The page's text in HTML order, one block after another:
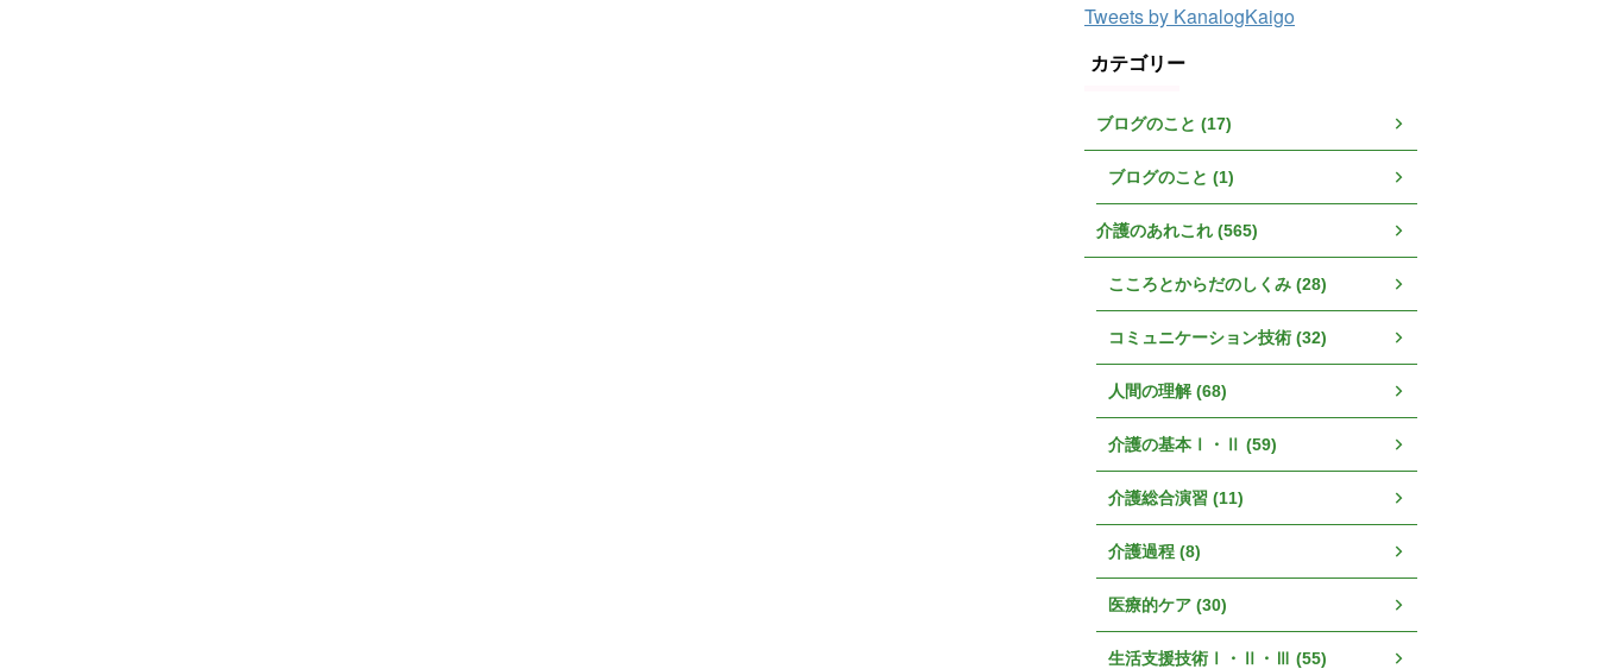
Tweets by KanalogKaigo
カテゴリー
ブログのこと (17)
ブログのこと (1)
介護のあれこれ (565)
こころとからだのしくみ (28)
コミュニケーション技術 (32)
人間の理解 (68)
介護の基本Ⅰ・Ⅱ (59)
介護総合演習 (11)
介護過程 (8)
医療的ケア (30)
生活支援技術Ⅰ・Ⅱ・Ⅲ (55)